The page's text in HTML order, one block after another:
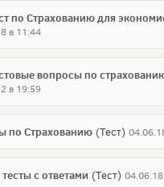
по Страхованию для
в 11:44
вопросы по
в 19:59
по Страхованию (Тест)
с ответами (Тест)